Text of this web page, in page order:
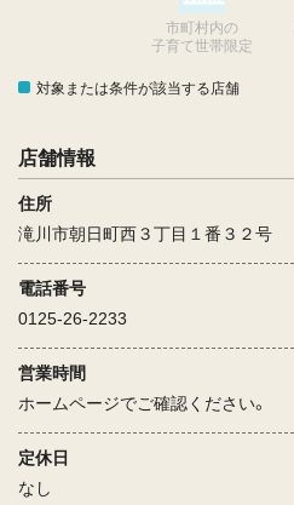
市町村内の
子育て世帯限定
対象または条件が該当する店舗
店舗情報
住所
滝川市朝日町西３丁目１番３２号
電話番号
0125-26-2233
営業時間
ホームページでご確認ください。
定休日
なし